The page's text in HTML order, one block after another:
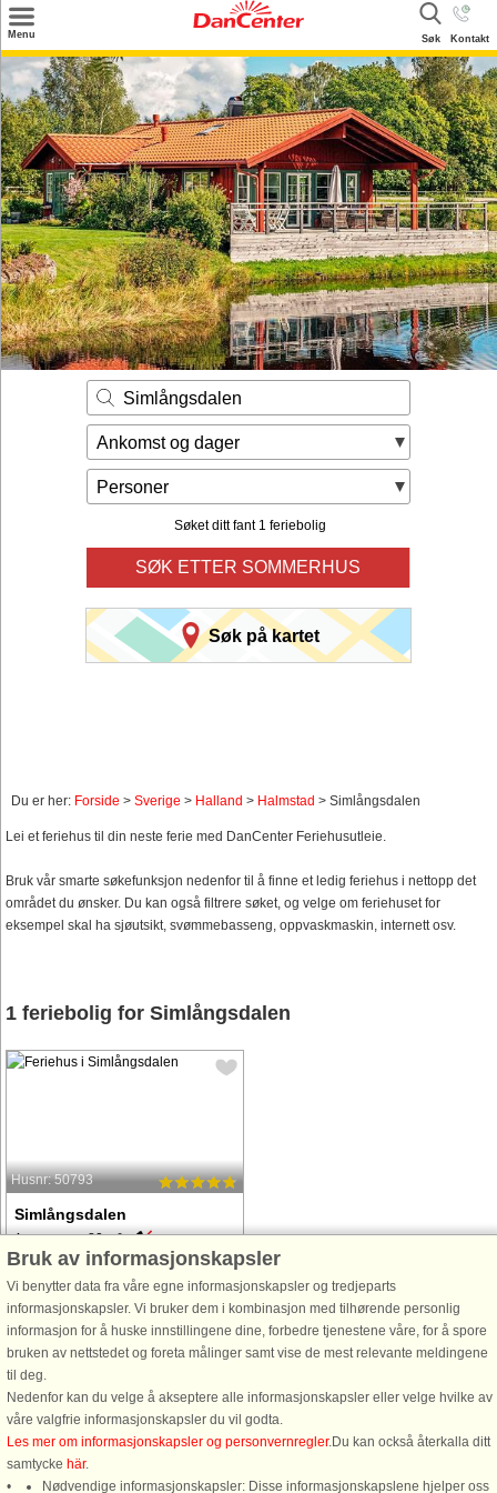
Menu Kontakt
Søk
Søk
Tilbud
Inspirasjon
Info
Service
Kontakt
Eier login
Simlångsdalen
Ankomst og dager
Personer
Søket ditt fant 1 feriebolig
SØK ETTER SOMMERHUS
Søk på kartet
Du er her: Forside > Sverige > Halland > Halmstad > Simlångsdalen
Lei et feriehus til din neste ferie med DanCenter Feriehusutleie.
Bruk vår smarte søkefunksjon nedenfor til å finne et ledig feriehus i nettopp det
området du ønsker. Du kan også filtrere søket, og velge om feriehuset for
eksempel skal ha sjøutsikt, svømmebasseng, oppvaskmaskin, internett osv.
1 feriebolig for Simlångsdalen
Husnr: 50793
Simlångsdalen
4 personer, 80 m²
2,1 km til kyst.
En lantlig idyll i ett område med
härliga naturupplevelser. Ett vackert
renoverat stenhus med unik karaktär.
Här njuter ni av stillheten och lugnet
med utsikt över vackra betesängar
och skog. I området ...
fra 6.973 NOK
Bruk av informasjonskapsler
Vi benytter data fra våre egne informasjonskapsler og tredjeparts
informasjonskapsler. Vi bruker dem i kombinasjon med tilhørende personlig
informasjon for å huske innstillingene dine, forbedre tjenestene våre, for å spore
bruken av nettstedet og foreta målinger samt vise de mest relevante meldingene
til deg.
Nedenfor kan du velge å akseptere alle informasjonskapsler eller velge hvilke av
våre valgfrie informasjonskapsler du vil godta.
Les mer om informasjonskapsler og personvernregler.Du kan också återkalla ditt
samtycke här.
Nødvendige informasjonskapsler: Disse informasjonskapslene hjelper oss